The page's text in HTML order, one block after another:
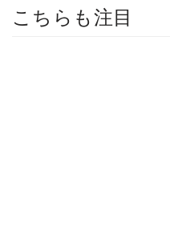
こちらも注目